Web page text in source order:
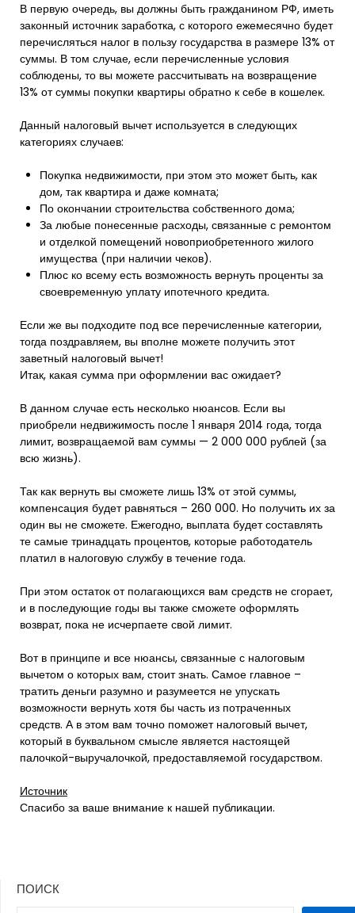
В первую очередь, вы должны быть гражданином РФ, иметь
законный источник заработка, с которого ежемесячно будет
перечисляться налог в пользу государства в размере 13% от
суммы. В том случае, если перечисленные условия
соблюдены, то вы можете рассчитывать на возвращение
13% от суммы покупки квартиры обратно к себе в кошелек.
Данный налоговый вычет используется в следующих
категориях случаев:
Покупка недвижимости, при этом это может быть, как
дом, так квартира и даже комната;
По окончании строительства собственного дома;
За любые понесенные расходы, связанные с ремонтом
и отделкой помещений новоприобретенного жилого
имущества (при наличии чеков).
Плюс ко всему есть возможность вернуть проценты за
своевременную уплату ипотечного кредита.
Если же вы подходите под все перечисленные категории,
тогда поздравляем, вы вполне можете получить этот
заветный налоговый вычет!
Итак, какая сумма при оформлении вас ожидает?
В данном случае есть несколько нюансов. Если вы
приобрели недвижимость после 1 января 2014 года, тогда
лимит, возвращаемой вам суммы — 2 000 000 рублей (за
всю жизнь).
Так как вернуть вы сможете лишь 13% от этой суммы,
компенсация будет равняться – 260 000. Но получить их за
один вы не сможете. Ежегодно, выплата будет составлять
те самые тринадцать процентов, которые работодатель
платил в налоговую службу в течение года.
При этом остаток от полагающихся вам средств не сгорает,
и в последующие годы вы также сможете оформлять
возврат, пока не исчерпаете свой лимит.
Вот в принципе и все нюансы, связанные с налоговым
вычетом о которых вам, стоит знать. Самое главное –
тратить деньги разумно и разумеется не упускать
возможности вернуть хотя бы часть из потраченных
средств. А в этом вам точно поможет налоговый вычет,
который в буквальном смысле является настоящей
палочкой-выручалочкой, предоставляемой государством.
Источник
Спасибо за ваше внимание к нашей публикации.
ПОИСК